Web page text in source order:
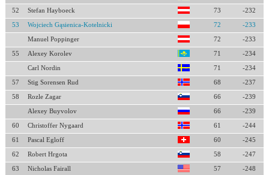
52 Stefan Hayboeck 73 -232
53 Wojciech Gąsienica-Kotelnicki 72 -233
Manuel Poppinger 72 -233
55 Alexey Korolev 71 -234
Carl Nordin 71 -234
57 Stig Sorensen Rud 68 -237
58 Rozle Zagar 66 -239
Alexey Buyvolov 66 -239
60 Christoffer Nygaard 61 -244
61 Pascal Egloff 60 -245
62 Robert Hrgota 58 -247
63 Nicholas Fairall 57 -248